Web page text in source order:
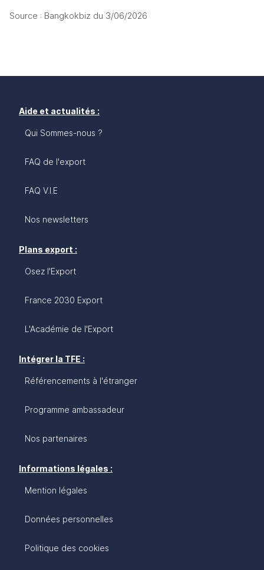
Source : Bangkokbiz du 3/06/2026
Aide et actualités :
Qui Sommes-nous ?
FAQ de l'export
FAQ V.I.E
Nos newsletters
Plans export :
Osez l'Export
France 2030 Export
L'Académie de l'Export
Intégrer la TFE :
Référencements à l'étranger
Programme ambassadeur
Nos partenaires
Informations légales :
Mention légales
Données personnelles
Politique des cookies